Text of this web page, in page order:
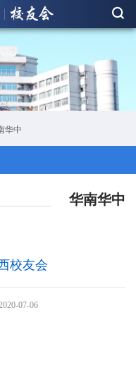
华中
华南华中
校友会
07-06